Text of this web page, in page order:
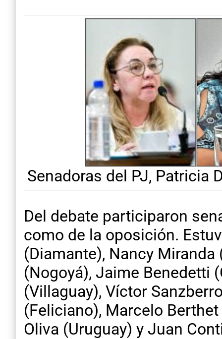
Senadoras del PJ, Patricia
Del debate participaron
como de la oposición.
(Diamante), Nancy Miranda
(Nogoyá), Jaime Benedetti
(Villaguay), Víctor
(Feliciano), Marcelo
Oliva (Uruguay) y Juan